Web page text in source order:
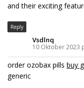
and their exciting
Reply
Vsdlnq
10 Oktober 2023
order ozobax pills buy
generic